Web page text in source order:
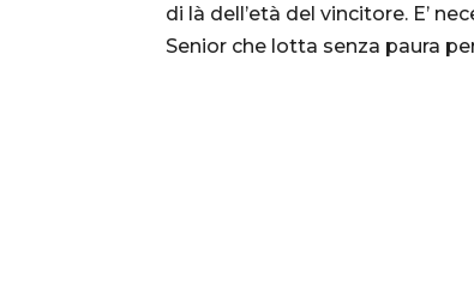
di là dell’età del vincitore. E’
Senior che lotta senza paura